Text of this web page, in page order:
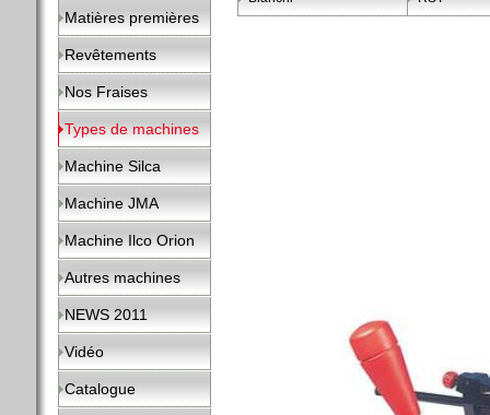
Matières premières
Revêtements
Nos Fraises
Types de machines
Machine Silca
Machine JMA
Machine Ilco Orion
Autres machines
NEWS 2011
Vidéo
Catalogue